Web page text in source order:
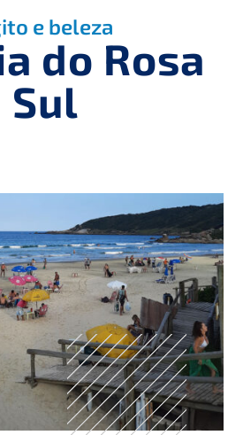
e beleza
do Rosa
Sul